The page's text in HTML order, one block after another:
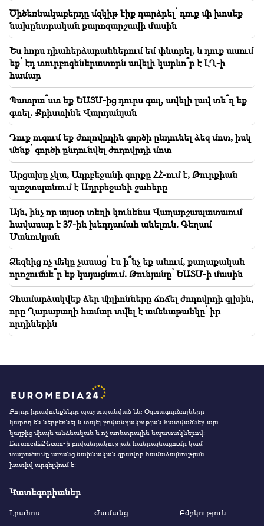
16:10
Հարց եմ ուղղում Նիկոլ Փաշինյանին և գլխավոր
դատախազին. քաղաքացի
16:00
ՈՒՂԻՂ․ Ամենայն հայոց կաթողիկոսը կանչվել է
դատարան. ապօրինի քրեական հետապնդման
շուրջ նոր զարգացումներ
Ծիծեռնակաբերդը մզկիթ էիք դարձրել՝ դուք մի խոսեք
նախընտրական քարոզարշավի մասին
Ես հորս դիահերձարաններում եմ փնտրել, և դուք ասում
եք՝ էդ տուրբոգեներատորն ավելի կարևո՞ր է ԼՂ-ի
համար
Պատրա՞ստ եք ԵԱՏՄ-ից դուրս գալ, ավելի լավ տե՞ղ եք
գտել. Քրիստինե Վարդանյան
Դուք ուզում եք ժողովրդին գործի ընդունել ձեզ մոտ, իսկ
մենք՝ գործի ընդունվել ժողովրդի մոտ
Արցախը չկա, Ադրբեջանի զորքը ՀՀ-ում է, Թուրքիան
պաշտպանում է Ադրբեջանի շահերը
Այն, ինչ որ այսօր տեղի կունենա Վաղարշապատաում
հավասար է 37-ին խեղդամահ անելուն. Գեղամ
Մանուկյան
Ձեզնից ոչ մեկը չասաց՝ էս ի՞նչ եք անում, քաղաքական
որոշումնե՞ր եք կայացնում. Թունյանը՝ ԵԱՏՄ-ի մասին
Չհամարձակվեք ձեր միլիոնները ճոճել ժողովրդի գլխին,
որը Ղարաբաղի համար տվել է ամենաթանկը՝ իր
որդիներին
Բոլոր իրավունքները պաշտպանված են։ Օգտագործողները
կարող են ներբեռնել և տպել բովանդակության հատվածներ այս
կայքից միայն անձնական և ոչ առևտրային նպատակներով:
Euromedia24.com-ի բովանդակության հանրայնացումը կամ
տարածումը առանց նախնական գրավոր համաձայնության
խստիվ արգելվում է:
Կատեգորիաներ
Լրահոս
Ժամանց
Բժշկություն